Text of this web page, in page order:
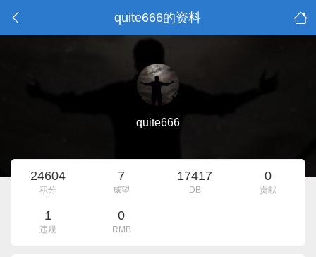
quite666的资料
quite666
24604
积分
7
威望
17417
DB
0
贡献
1
违规
0
RMB